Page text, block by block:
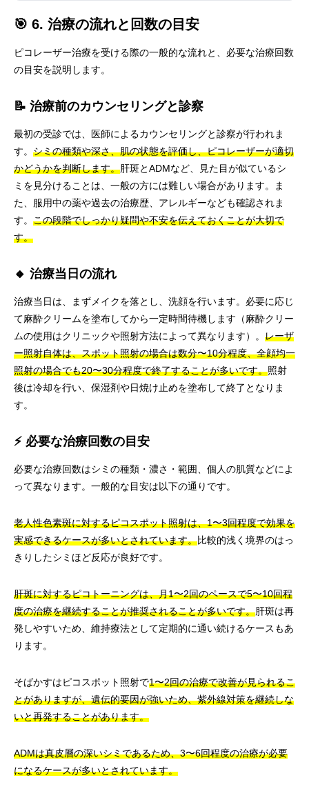
🎯 6. 治療の流れと回数の目安
ピコレーザー治療を受ける際の一般的な流れと、必要な治療回数
の目安を説明します。
📝 治療前のカウンセリングと診察
最初の受診では、医師によるカウンセリングと診察が行われま
す。 シミの種類や深さ、肌の状態を評価し、ピコレーザーが適切
かどうかを判断します。肝斑とADMなど、見た目が似ているシ
ミを見分けることは、一般の方には難しい場合があります。ま
た、服用中の薬や過去の治療歴、アレルギーなども確認されま
す。 この段階でしっかり疑問や不安を伝えておくことが大切で
す。
🔸 治療当日の流れ
治療当日は、まずメイクを落とし、洗顔を行います。必要に応じ
て麻酔クリームを塗布してから一定時間待機します（麻酔クリー
ムの使用はクリニックや照射方法によって異なります）。 レーザ
ー照射自体は、スポット照射の場合は数分〜10分程度、全顔均一
照射の場合でも20〜30分程度で終了することが多いです。照射
後は冷却を行い、保湿剤や日焼け止めを塗布して終了となりま
す。
⚡ 必要な治療回数の目安
必要な治療回数はシミの種類・濃さ・範囲、個人の肌質などによ
って異なります。一般的な目安は以下の通りです。
老人性色素斑に対するピコスポット照射は、1〜3回程度で効果を
実感できるケースが多いとされています。比較的浅く境界のはっ
きりしたシミほど反応が良好です。
肝斑に対するピコトーニングは、月1〜2回のペースで5〜10回程
度の治療を継続することが推奨されることが多いです。肝斑は再
発しやすいため、維持療法として定期的に通い続けるケースもあ
ります。
そばかすはピコスポット照射で1〜2回の治療で改善が見られるこ
とがありますが、遺伝的要因が強いため、紫外線対策を継続しな
いと再発することがあります。
ADMは真皮層の深いシミであるため、3〜6回程度の治療が必要
になるケースが多いとされています。